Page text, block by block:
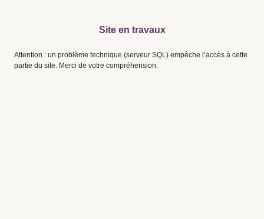
Site en travaux
Attention : un problème technique (serveur SQL) empêche l’accès à cette
partie du site. Merci de votre compréhension.